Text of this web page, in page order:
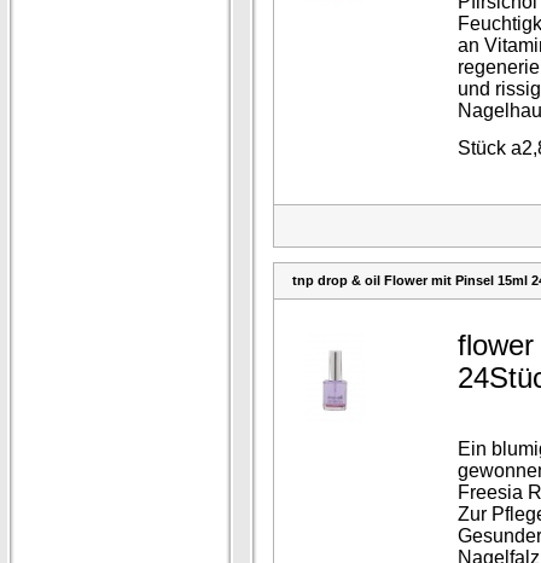
an
und
Stück
tnp drop & oil Flower mit Pinsel 15ml
Ein
Freesia
Zur